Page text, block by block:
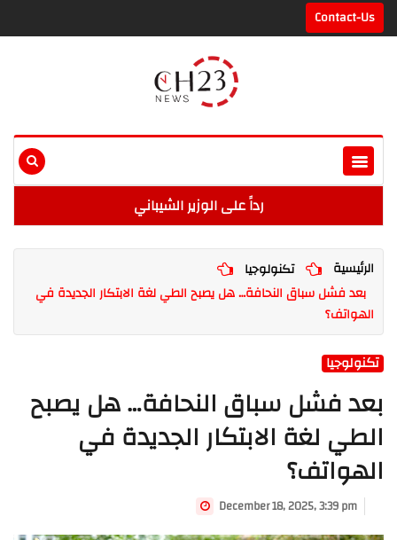
Contact-Us
رداً على الوزير الشيباني
الرئيسية
تكنولوجيا
بعد فشل سباق النحافة… هل يصبح الطي لغة الابتكار الجديدة في
الهواتف؟
تكنولوجيا
بعد فشل سباق النحافة… هل يصبح
الطي لغة الابتكار الجديدة في
الهواتف؟
December 18, 2025, 3:39 pm